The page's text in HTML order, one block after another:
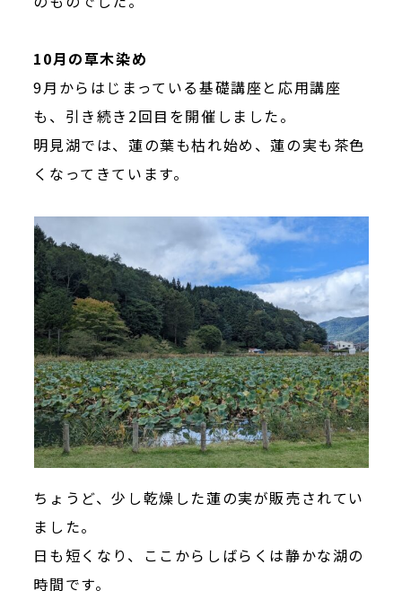
10月の草木染め
9月からはじまっている基礎講座と応用講座
も、引き続き2回目を開催しました。
明見湖では、蓮の葉も枯れ始め、蓮の実も茶色
くなってきています。
ちょうど、少し乾燥した蓮の実が販売されてい
ました。
日も短くなり、ここからしばらくは静かな湖の
時間です。